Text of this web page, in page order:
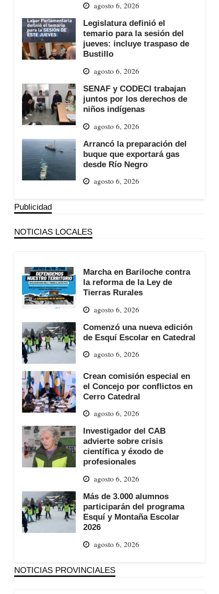
agosto 6, 2026
Legislatura definió el
temario para la sesión del
jueves: incluye traspaso de
Bustillo
agosto 6, 2026
SENAF y CODECI trabajan
juntos por los derechos de
niños indígenas
agosto 6, 2026
Arrancó la preparación del
buque que exportará gas
desde Río Negro
agosto 6, 2026
Publicidad
NOTICIAS LOCALES
Marcha en Bariloche contra
la reforma de la Ley de
Tierras Rurales
agosto 6, 2026
Comenzó una nueva edición
de Esquí Escolar en Catedral
agosto 6, 2026
Crean comisión especial en
el Concejo por conflictos en
Cerro Catedral
agosto 6, 2026
Investigador del CAB
advierte sobre crisis
científica y éxodo de
profesionales
agosto 6, 2026
Más de 3.000 alumnos
participarán del programa
Esquí y Montaña Escolar
2026
agosto 6, 2026
NOTICIAS PROVINCIALES